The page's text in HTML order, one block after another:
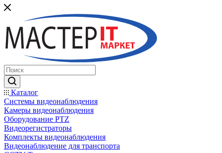
Каталог
Системы видеонаблюдения
Камеры видеонаблюдения
Оборудование PTZ
Видеорегистраторы
Комплекты видеонаблюдения
Видеонаблюдение для транспорта